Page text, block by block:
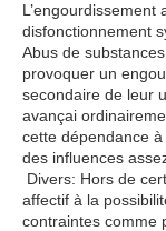
disfonctionnement
Abus de
provoquer un
secondaire de leur
avançai
cette dépendance
des influences
Divers: Hors de
affectif à la
contraintes comme